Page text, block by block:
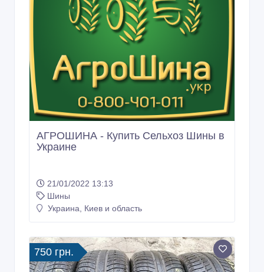
АГРОШИНА - Купить Сельхоз Шины в
Украине
21/01/2022 13:13
Шины
Украина, Киев и область
750 грн.